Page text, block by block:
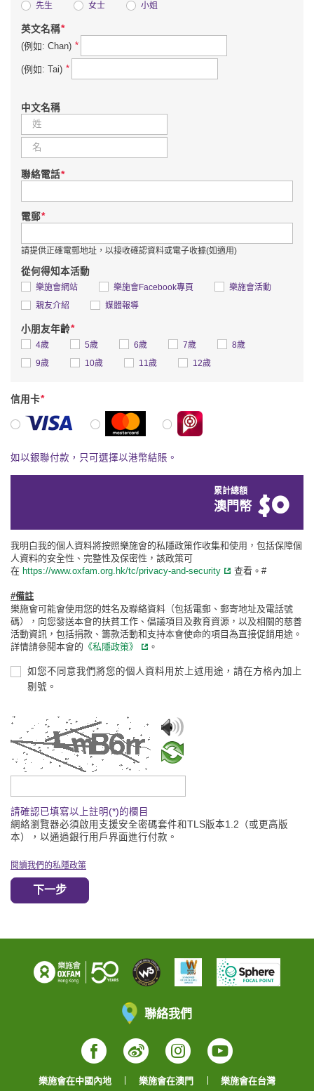
先生 女士 小姐
英文名稱*
(例如: Chan) *
(例如: Tai) *
中文名稱
聯絡電話*
電郵*
請提供正確電郵地址，以接收確認資料或電子收據(如適用)
從何得知本活動
樂施會網站 樂施會Facebook專頁
樂施會活動
親友介紹
媒體報導
小朋友年齡*
4歲 5歲 6歲 7歲
8歲
9歲
10歲 11歲 12歲
信用卡*
萬事達卡 BoC Pay
如以銀聯付款，只可選擇以港幣結賬。
累計總額
澳門幣 $0
我明白我的個人資料將按照樂施會的私隱政策作收集和使用，包括保障個
人資料的安全性、完整性及保密性，該政策可
在 https://www.oxfam.org.hk/tc/privacy-and-security 查看。#
#備註
樂施會可能會使用您的姓名及聯絡資料（包括電郵、郵寄地址及電話號
碼），向您發送本會的扶貧工作、倡議項目及教育資源，以及相關的慈善
活動資訊，包括捐款、籌款活動和支持本會使命的項目為直接促銷用途。
詳情請參閱本會的 《私隱政策》 。
如您不同意我們將您的個人資料用於上述用途，請在方格內加上
剔號。
請輸入驗證碼
請確認已填寫以上註明(*)的欄目
網絡瀏覽器必須啟用支援安全密碼套件和TLS版本1.2（或更高版
本），以通過銀行用戶界面進行付款。
閱讀我們的私隱政策
下一步
聯絡我們
Facebook
WeiboInstagram
YouTube
樂施會在中國內地 樂施會在澳門 樂施會在台灣